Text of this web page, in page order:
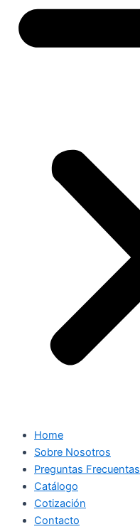
Home
Sobre Nosotros
Preguntas Frecuentas
Catálogo
Cotización
Contacto